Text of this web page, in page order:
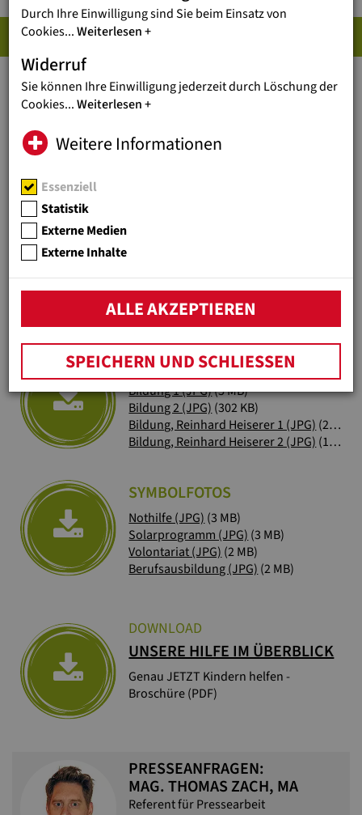
PRESSE-DOWNLOADS
LOGOS UND FOTOS
Jugend Eine Welt Logo (quer)
Reinhard Heiserer im Porträt (PDF)(2 MB)
SYMBOLFOTOS
Bildung 1 (JPG)(5 MB)
Bildung 2 (JPG) (302 KB)
Bildung, Reinhard Heiserer 1 (JPG) (2 MB)
Bildung, Reinhard Heiserer 2 (JPG) (16 MB)
SYMBOLFOTOS
Nothilfe (JPG) (3 MB)
Solarprogramm (JPG) (3 MB)
Volontariat (JPG) (2 MB)
Berufsausbildung (JPG) (2 MB)
DOWNLOAD
UNSERE HILFE IM ÜBERBLICK
Genau JETZT Kindern helfen -
Broschüre (PDF)
PRESSEANFRAGEN:
MAG. THOMAS ZACH, MA
Referent für Pressearbeit
Durch Ihre Einwilligung sind Sie beim Einsatz von
Cookies...Weiterlesen
Widerruf
Sie können Ihre Einwilligung jederzeit durch Löschung der
Cookies...Weiterlesen
Weitere Informationen
Essenziell
Statistik
Externe Medien
Externe Inhalte
ALLE AKZEPTIEREN
SPEICHERN UND SCHLIESSEN